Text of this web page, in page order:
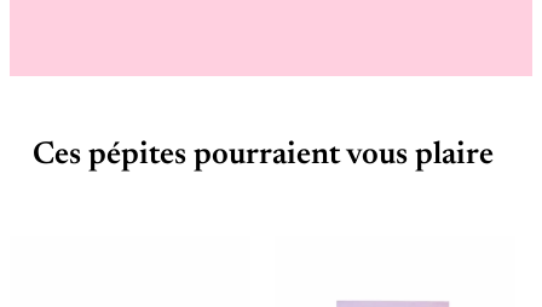
Ces pépites pourraient vous plaire